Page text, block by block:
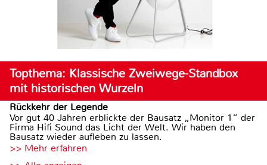
Topthema: Klassische Zweiwege-Standbox
mit historischen Wurzeln
Rückkehr der Legende
Vor gut 40 Jahren erblickte der Bausatz „Monitor 1“ der
Firma Hifi Sound das Licht der Welt. Wir haben den
Bausatz wieder aufleben zu lassen.
>> Mehr erfahren